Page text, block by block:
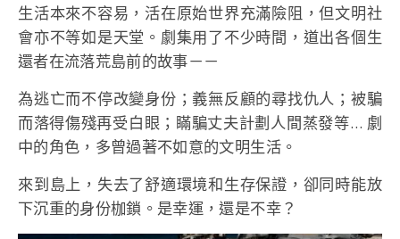
生活本來不容易，活在原始世界充滿險阻，但文明社
會亦不等如是天堂。劇集用了不少時間，道出各個生
還者在流落荒島前的故事－－
為逃亡而不停改變身份；義無反顧的尋找仇人；被騙
而落得傷殘再受白眼；瞞騙丈夫計劃人間蒸發等… 劇
中的角色，多曾過著不如意的文明生活。
來到島上，失去了舒適環境和生存保證，卻同時能放
下沉重的身份枷鎖。是幸運，還是不幸？